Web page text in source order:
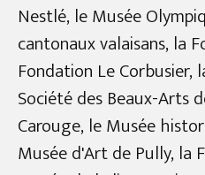
Nestlé, le Musée
cantonaux valaisans, la
Fondation Le Corbusier,
Société des Beaux-Arts
Carouge, le Musée
Musée d'Art de Pully, la